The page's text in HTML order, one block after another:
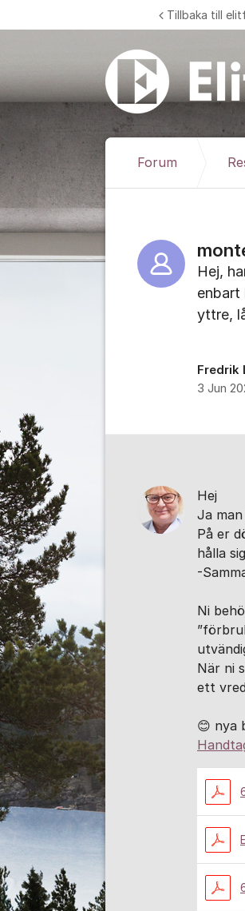
Tillbaka till
Forum
Hej,
enbart
yttre,
Fredrik
3 Jun
Hej
Ja
På er
hålla
-
Ni
När ni
ett
😊 nya